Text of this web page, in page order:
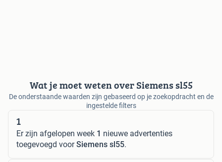
Wat je moet weten over Siemens sl55
De onderstaande waarden zijn gebaseerd op je zoekopdracht en de
ingestelde filters
1
Er zijn afgelopen week 1 nieuwe advertenties
toegevoegd voorSiemens sl55.